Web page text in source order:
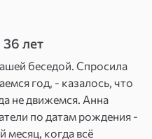
подходящие
вашим
. Найти более
36 лет
беседой. Спросила
год, - казалось, что
не движемся. Анна
по датам рождения -
месяц, когда всё